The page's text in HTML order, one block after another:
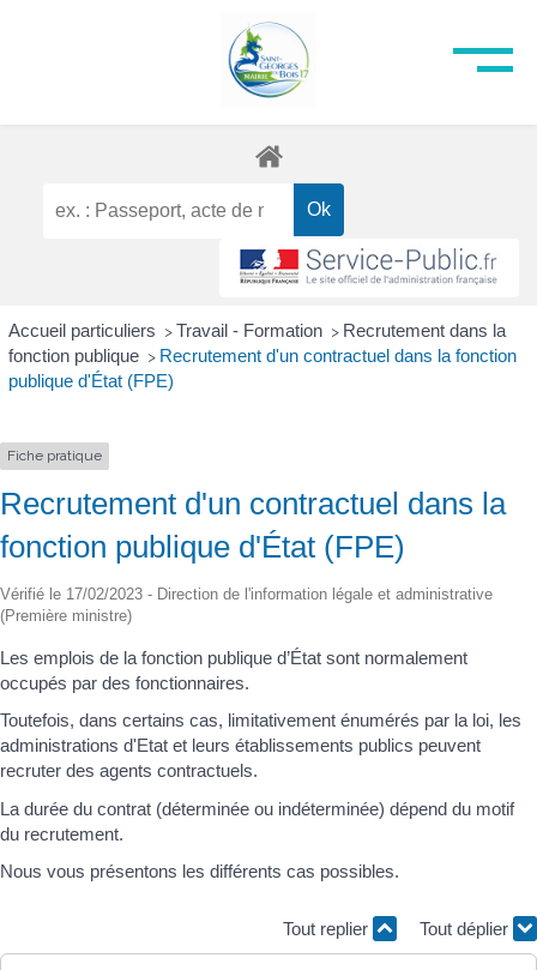
Accueil particuliers > Travail - Formation > Recrutement dans la
fonction publique > Recrutement d'un contractuel dans la fonction
publique d'État (FPE)
Fiche pratique
Recrutement d'un contractuel dans la
fonction publique d'État (FPE)
Vérifié le 17/02/2023 - Direction de l'information légale et administrative
(Première ministre)
Les emplois de la fonction publique d’État sont normalement
occupés par des fonctionnaires.
Toutefois, dans certains cas, limitativement énumérés par la loi, les
administrations d'Etat et leurs établissements publics peuvent
recruter des agents contractuels.
La durée du contrat (déterminée ou indéterminée) dépend du motif
du recrutement.
Nous vous présentons les différents cas possibles.
Tout replier Tout déplier